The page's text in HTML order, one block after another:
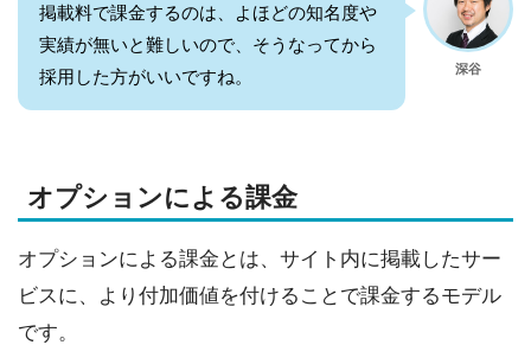
深谷
掲載料で課金するのは、よほどの知名度や
実績が無いと難しいので、そうなってから
採用した方がいいですね。
オプションによる課金
オプションによる課金とは、サイト内に掲載したサー
ビスに、より付加価値を付けることで課金するモデル
です。